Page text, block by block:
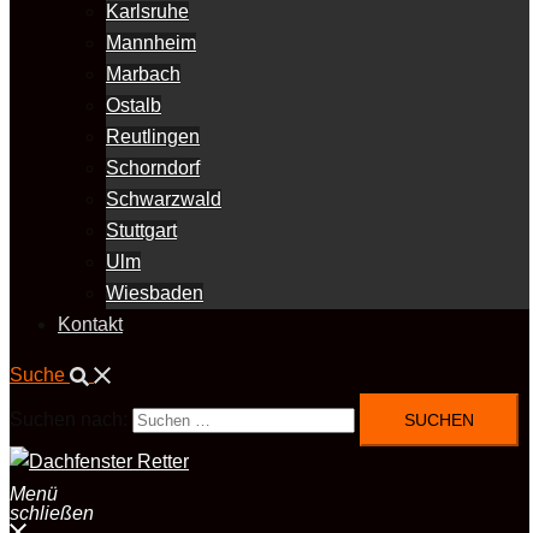
Karlsruhe
Mannheim
Marbach
Ostalb
Reutlingen
Schorndorf
Schwarzwald
Stuttgart
Ulm
Wiesbaden
Kontakt
Suche
Menü
schließen